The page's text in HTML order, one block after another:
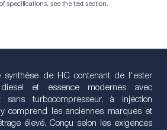
specifications, see the text section.
synthèse de HC contenant de l'ester
et essence modernes avec
sans turbocompresseur, à injection
comprend les anciennes marques et
élevé. Conçu selon les exigences